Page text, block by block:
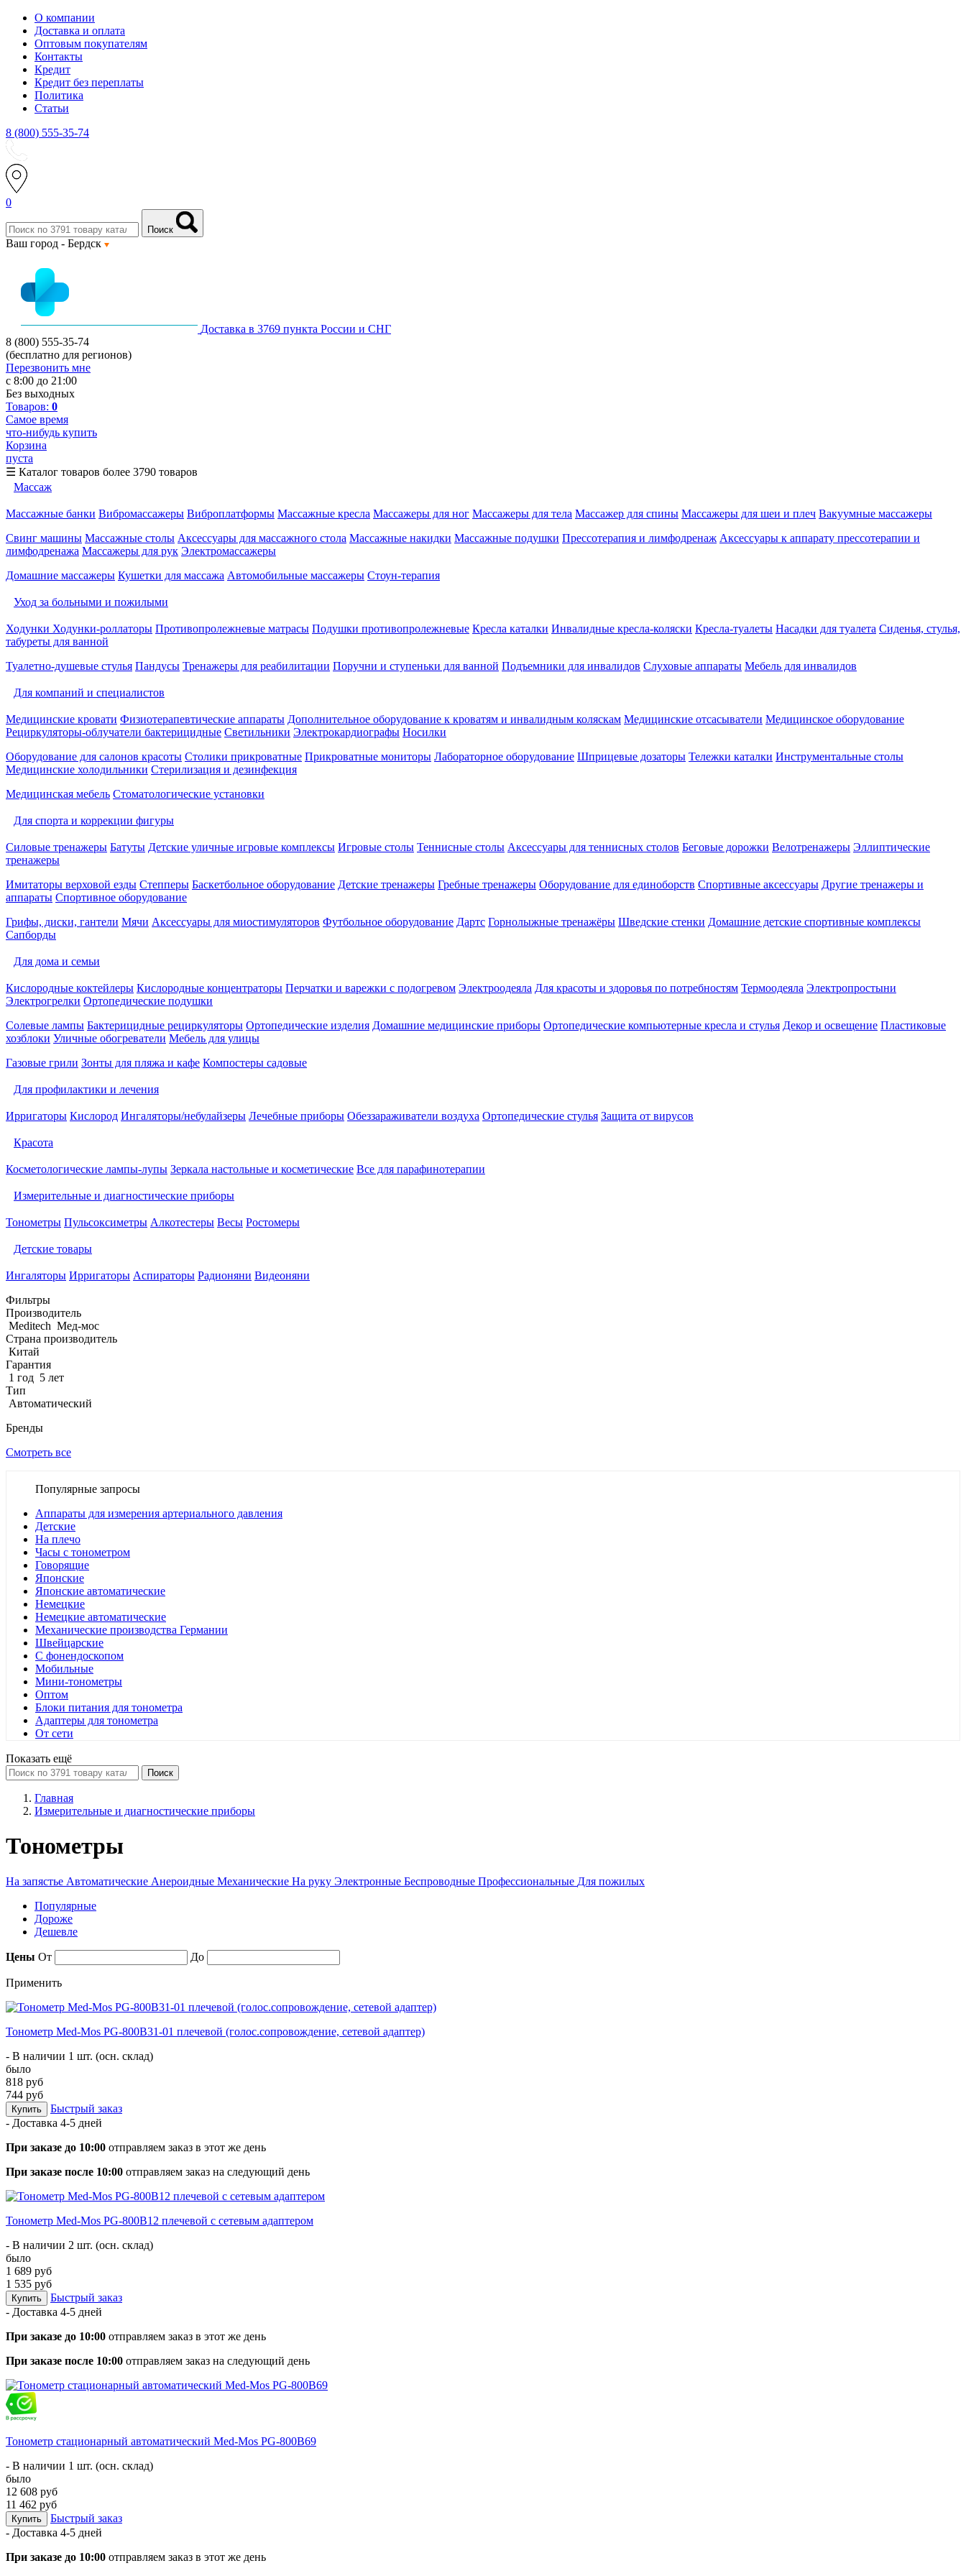
О компании
Доставка и оплата
Оптовым покупателям
Контакты
Кредит
Кредит без переплаты
Политика
Статьи
8 (800) 555-35-74
0
Поиск
Ваш город - Бердск
Доставка в 3769 пункта России и СНГ
8 (800) 555-35-74
(бесплатно для регионов)
Перезвонить мне
с 8:00 до 21:00
Без выходных
Товаров: 0
Самое время
что-нибудь купить
Корзина
пуста
☰ Каталог товаров более 3790 товаров
Массаж
Массажные банки Вибромассажеры Виброплатформы Массажные кресла Массажеры для ног Массажеры для тела Массажер для спины Массажеры для шеи и плеч Вакуумные массажеры
Свинг машины Массажные столы Аксессуары для массажного стола Массажные накидки Массажные подушки Прессотерапия и лимфодренаж Аксессуары к аппарату прессотерапии и
лимфодренажа Массажеры для рук Электромассажеры
Домашние массажеры Кушетки для массажа Автомобильные массажеры Стоун-терапия
Уход за больными и пожилыми
Ходунки Ходунки-роллаторы Противопролежневые матрасы Подушки противопролежневые Кресла каталки Инвалидные кресла-коляски Кресла-туалеты Насадки для туалета Сиденья, стулья,
табуреты для ванной
Туалетно-душевые стулья Пандусы Тренажеры для реабилитации Поручни и ступеньки для ванной Подъемники для инвалидов Слуховые аппараты Мебель для инвалидов
Для компаний и специалистов
Медицинские кровати Физиотерапевтические аппараты Дополнительное оборудование к кроватям и инвалидным коляскам Медицинские отсасыватели Медицинское оборудование
Рециркуляторы-облучатели бактерицидные Светильники Электрокардиографы Носилки
Оборудование для салонов красоты Столики прикроватные Прикроватные мониторы Лабораторное оборудование Шприцевые дозаторы Тележки каталки Инструментальные столы
Медицинские холодильники Стерилизация и дезинфекция
Медицинская мебель Стоматологические установки
Для спорта и коррекции фигуры
Силовые тренажеры Батуты Детские уличные игровые комплексы Игровые столы Теннисные столы Аксессуары для теннисных столов Беговые дорожки Велотренажеры Эллиптические
тренажеры
Имитаторы верховой езды Степперы Баскетбольное оборудование Детские тренажеры Гребные тренажеры Оборудование для единоборств Спортивные аксессуары Другие тренажеры и
аппараты Спортивное оборудование
Грифы, диски, гантели Мячи Аксессуары для миостимуляторов Футбольное оборудование Дартс Горнолыжные тренажёры Шведские стенки Домашние детские спортивные комплексы
Сапборды
Для дома и семьи
Кислородные коктейлеры Кислородные концентраторы Перчатки и варежки с подогревом Электроодеяла Для красоты и здоровья по потребностям Термоодеяла Электропростыни
Электрогрелки Ортопедические подушки
Солевые лампы Бактерицидные рециркуляторы Ортопедические изделия Домашние медицинские приборы Ортопедические компьютерные кресла и стулья Декор и освещение Пластиковые
хозблоки Уличные обогреватели Мебель для улицы
Газовые грили Зонты для пляжа и кафе Компостеры садовые
Для профилактики и лечения
Ирригаторы Кислород Ингаляторы/небулайзеры Лечебные приборы Обеззараживатели воздуха Ортопедические стулья Защита от вирусов
Красота
Косметологические лампы-лупы Зеркала настольные и косметические Все для парафинотерапии
Измерительные и диагностические приборы
Тонометры Пульсоксиметры Алкотестеры Весы Ростомеры
Детские товары
Ингаляторы Ирригаторы Аспираторы Радионяни Видеоняни
Фильтры
Производитель
Meditech Мед-мос
Страна производитель
Китай
Гарантия
1 год 5 лет
Тип
Автоматический
Бренды
Смотреть все
Популярные запросы
Аппараты для измерения артериального давления
Детские
На плечо
Часы с тонометром
Говорящие
Японские
Японские автоматические
Немецкие
Немецкие автоматические
Механические производства Германии
Швейцарские
С фонендоскопом
Мобильные
Мини-тонометры
Оптом
Блоки питания для тонометра
Адаптеры для тонометра
От сети
Показать ещё
Поиск
Главная
Измерительные и диагностические приборы
Тонометры
На запястье Автоматические Анероидные Механические На руку Электронные Беспроводные Профессиональные Для пожилых
Популярные
Дороже
Дешевле
Цены От До
Применить
Тонометр Med-Mos PG-800B31-01 плечевой (голос.сопровождение, сетевой адаптер)
- В наличии 1 шт. (осн. склад)
было
818 руб
744 руб
Купить
Быстрый заказ
- Доставка 4-5 дней
При заказе до 10:00 отправляем заказ в этот же день
При заказе после 10:00 отправляем заказ на следующий день
Тонометр Med-Mos PG-800B12 плечевой с сетевым адаптером
- В наличии 2 шт. (осн. склад)
было
1 689 руб
1 535 руб
Купить
Быстрый заказ
- Доставка 4-5 дней
При заказе до 10:00 отправляем заказ в этот же день
При заказе после 10:00 отправляем заказ на следующий день
Тонометр стационарный автоматический Med-Mos PG-800B69
- В наличии 1 шт. (осн. склад)
было
12 608 руб
11 462 руб
Купить
Быстрый заказ
- Доставка 4-5 дней
При заказе до 10:00 отправляем заказ в этот же день